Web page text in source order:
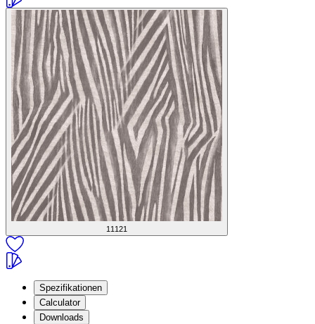
11121
Spezifikationen
Calculator
Downloads